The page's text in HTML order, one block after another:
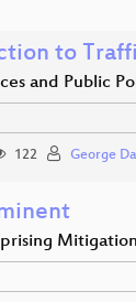
to
and Public
122 George